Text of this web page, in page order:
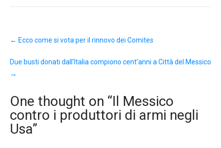
navigation
← Ecco come si vota per il rinnovo dei Comites
Due busti donati dall’Italia compiono cent’anni a Città del Messico
→
One thought on “Il Messico
contro i produttori di armi negli
Usa”